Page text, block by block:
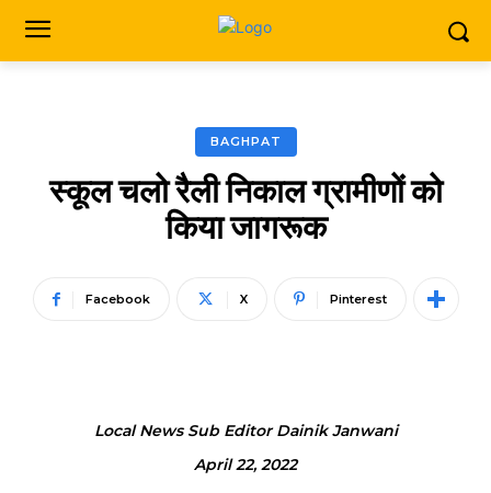
BAGHPAT
स्कूल चलो रैली निकाल ग्रामीणों को
किया जागरूक
Facebook X Pinterest
Local News Sub Editor Dainik Janwani
April 22, 2022